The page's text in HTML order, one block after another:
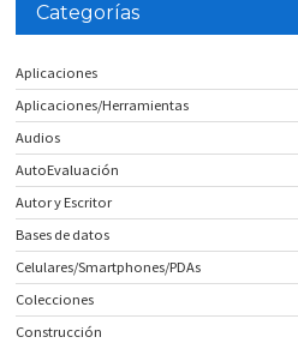
Categorías
Aplicaciones
Aplicaciones/Herramientas
Audios
AutoEvaluación
Autor y Escritor
Bases de datos
Celulares/Smartphones/PDAs
Colecciones
Construcción